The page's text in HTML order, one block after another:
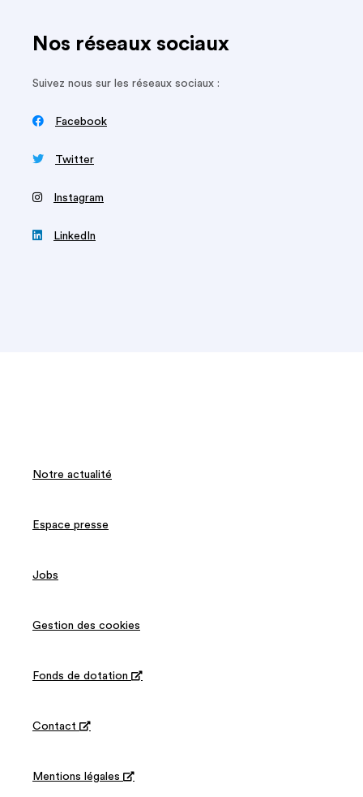
Nos réseaux sociaux
Suivez nous sur les réseaux sociaux :
 Facebook
 Twitter
‍ Instagram
 LinkedIn
Notre actualité
Espace presse
Jobs
Gestion des cookies
Fonds de dotation 
Contact 
Mentions légales 